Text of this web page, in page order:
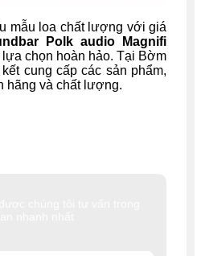
mẫu loa chất lượng với giá
Polk audio Magnifi
chọn hoàn hảo. Tại Bờm
cung cấp các sản phẩm,
hãng và chất lượng.